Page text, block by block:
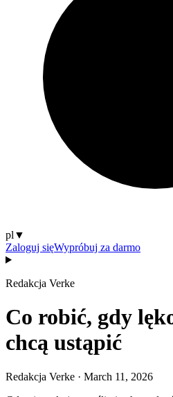
pl ▼
Zaloguj sięWypróbuj za darmo
Redakcja Verke
Co robić, gdy
chcą ustąpić
Redakcja Verke · March 11, 2026